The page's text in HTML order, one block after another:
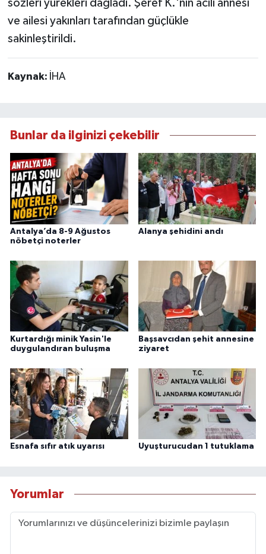
sözleri yürekleri dağladı. Şeref K.'nın acılı annesi
ve ailesi yakınları tarafından güçlükle
sakinleştirildi.
Kaynak: İHA
Bunlar da ilginizi çekebilir
Antalya’da 8-9 Ağustos
nöbetçi noterler
Alanya şehidini andı
Kurtardığı minik Yasin'le
duygulandıran buluşma
Başsavcıdan şehit annesine
ziyaret
Esnafa sıfır atık uyarısı Uyuşturucudan 1 tutuklama
Yorumlar